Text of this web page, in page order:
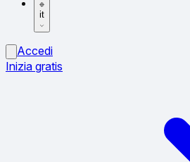
it
Accedi
Inizia gratis